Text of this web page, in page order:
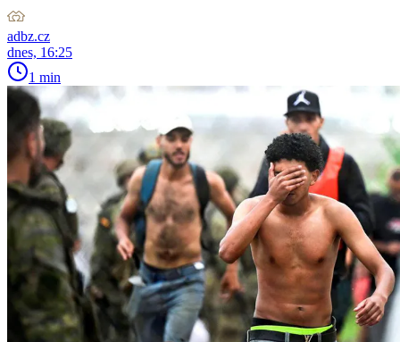
adbz.cz
dnes, 16:25
1 min